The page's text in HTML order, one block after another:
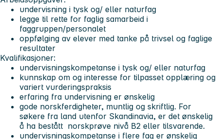
undervisning i tysk og/ eller naturfag
legge til rette for faglig samarbeid i
faggruppen/personalet
oppfølging av elever med tanke på trivsel og faglige
resultater
Kvalifikasjoner:
undervisningskompetanse i tysk og/ eller naturfag
kunnskap om og interesse for tilpasset opplæring og
variert vurderingspraksis
erfaring fra undervisning er ønskelig
gode norskferdigheter, muntlig og skriftlig. For
søkere fra land utenfor Skandinavia, er det ønskelig
å ha bestått norskprøve nivå B2 eller tilsvarende.
undervisningskompetanse i flere fag er ønskelig